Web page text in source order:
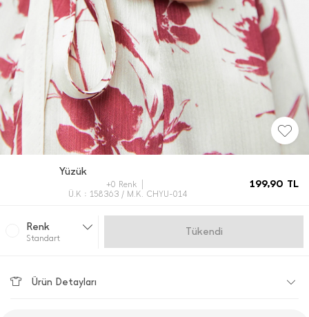
Yüzük
+0 Renk
Ü.K : 158363 / M.K. CHYU-014
199,90 TL
Renk
Standart
Gelince Haber Ver
Ürün Detayları